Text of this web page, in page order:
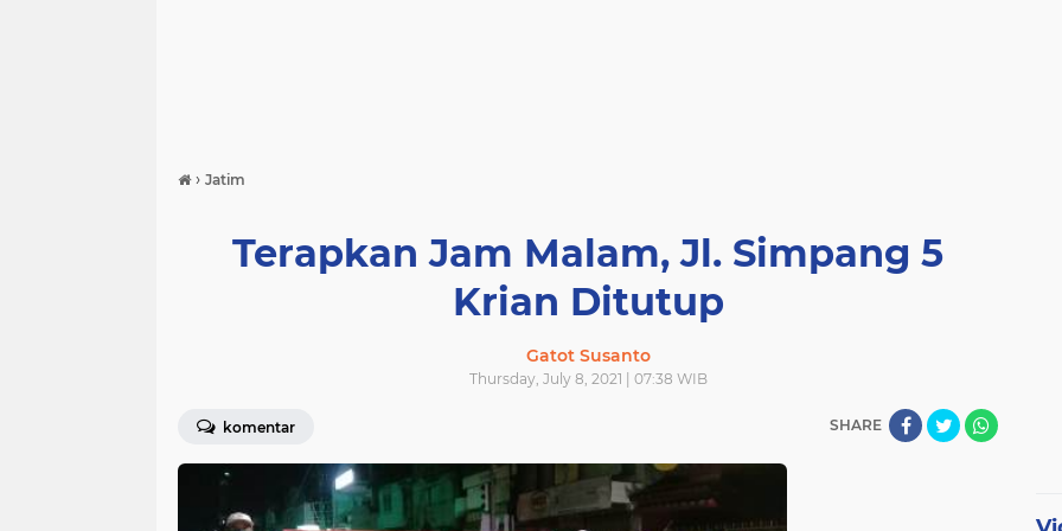
› Jatim
Terapkan Jam Malam, Jl. Simpang 5
Krian Ditutup
Gatot Susanto
Thursday, July 8, 2021 | 07:38 WIB
komentar SHARE